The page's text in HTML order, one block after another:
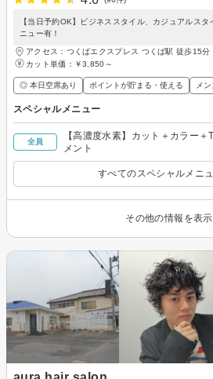
【当日予約OK】ビジネススタイル、カジュアルス
ニュー有！
アクセス：つくばエクスプレス つくば駅 徒歩15分
カット単価： ￥3,850～
◎ 本日空席あり ポイントが貯まる・使える メ
スペシャルメニュー
全員
【高濃度水素】カット＋カラー＋
メント
すべてのスペシャルメニ
その他の情報を表示